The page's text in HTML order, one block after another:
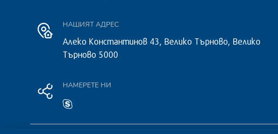
НАШИЯТ АДРЕС
Алеко Константинов 43, Велико Търново, Велико
Търново 5000
НАМЕРЕТЕ НИ